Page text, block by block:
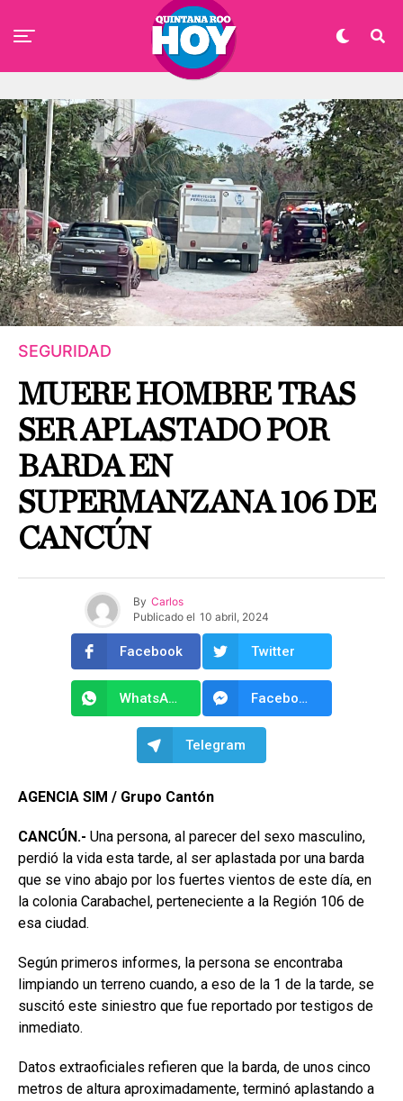
SEGURIDAD
MUERE HOMBRE TRAS
SER APLASTADO POR
BARDA EN
SUPERMANZANA 106 DE
CANCÚN
By Carlos
Publicado el 10 abril, 2024
Facebook Twitter
WhatsApp Facebook Messenger
Telegram
AGENCIA SIM / Grupo Cantón
CANCÚN.- Una persona, al parecer del sexo masculino,
perdió la vida esta tarde, al ser aplastada por una barda
que se vino abajo por los fuertes vientos de este día, en
la colonia Carabachel, perteneciente a la Región 106 de
esa ciudad.
Según primeros informes, la persona se encontraba
limpiando un terreno cuando, a eso de la 1 de la tarde, se
suscitó este siniestro que fue reportado por testigos de
inmediato.
Datos extraoficiales refieren que la barda, de unos cinco
metros de altura aproximadamente, terminó aplastando a